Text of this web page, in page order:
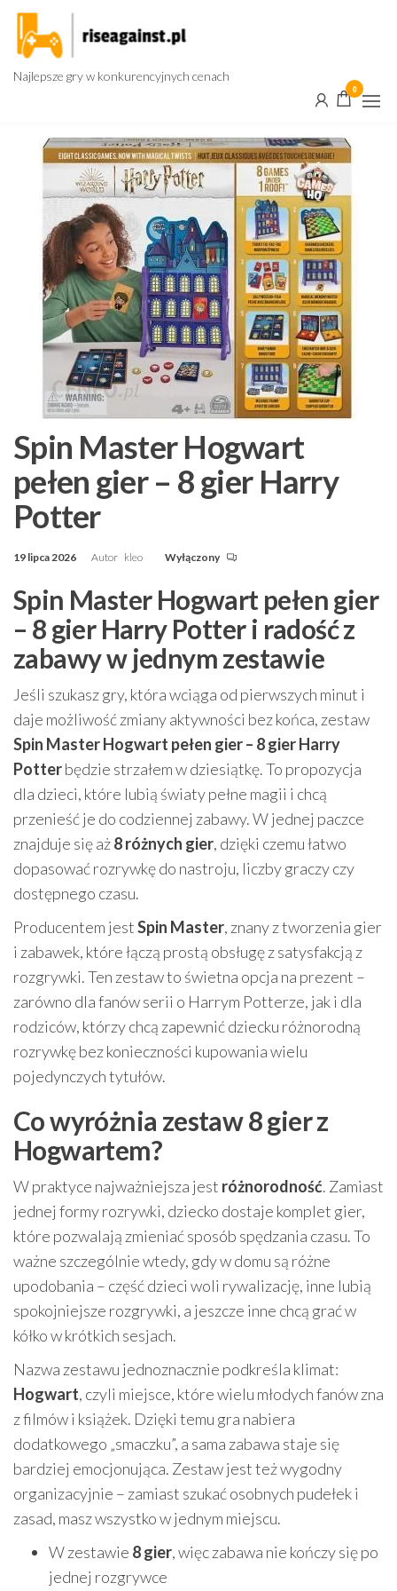
Przejdź
treści
Najlepsze gry w konkurencyjnych cenach
0
Spin Master Hogwart
pełen gier – 8 gier Harry
Potter
19 lipca 2026 Autor kleo Wyłączony
Spin Master Hogwart pełen gier
– 8 gier Harry Potter i radość z
zabawy w jednym zestawie
Jeśli szukasz gry, która wciąga od pierwszych minut i
daje możliwość zmiany aktywności bez końca, zestaw
Spin Master Hogwart pełen gier – 8 gier Harry
Potterbędzie strzałem w dziesiątkę. To propozycja
dla dzieci, które lubią światy pełne magii i chcą
przenieść je do codziennej zabawy. W jednej paczce
znajduje się aż8 różnych gier, dzięki czemu łatwo
dopasować rozrywkę do nastroju, liczby graczy czy
dostępnego czasu.
Producentem jestSpin Master, znany z tworzenia gier
i zabawek, które łączą prostą obsługę z satysfakcją z
rozgrywki. Ten zestaw to świetna opcja na prezent –
zarówno dla fanów serii o Harrym Potterze, jak i dla
rodziców, którzy chcą zapewnić dziecku różnorodną
rozrywkę bez konieczności kupowania wielu
pojedynczych tytułów.
Co wyróżnia zestaw 8 gier z
Hogwartem?
W praktyce najważniejsza jest różnorodność. Zamiast
jednej formy rozrywki, dziecko dostaje komplet gier,
które pozwalają zmieniać sposób spędzania czasu. To
ważne szczególnie wtedy, gdy w domu są różne
upodobania – część dzieci woli rywalizację, inne lubią
spokojniejsze rozgrywki, a jeszcze inne chcą grać w
kółko w krótkich sesjach.
Nazwa zestawu jednoznacznie podkreśla klimat:
Hogwart, czyli miejsce, które wielu młodych fanów zna
z filmów i książek. Dzięki temu gra nabiera
dodatkowego „smaczku”, a sama zabawa staje się
bardziej emocjonująca. Zestaw jest też wygodny
organizacyjnie – zamiast szukać osobnych pudełek i
zasad, masz wszystko w jednym miejscu.
W zestawie 8 gier, więc zabawa nie kończy się po
jednej rozgrywce